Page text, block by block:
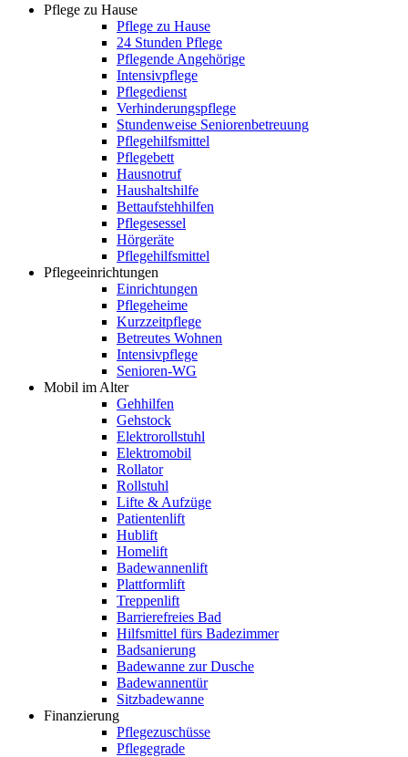
Pflege zu Hause
Pflege zu Hause
24 Stunden Pflege
Pflegende Angehörige
Intensivpflege
Pflegedienst
Verhinderungspflege
Stundenweise Seniorenbetreuung
Pflegehilfsmittel
Pflegebett
Hausnotruf
Haushaltshilfe
Bettaufstehhilfen
Pflegesessel
Hörgeräte
Pflegehilfsmittel
Pflegeeinrichtungen
Einrichtungen
Pflegeheime
Kurzzeitpflege
Betreutes Wohnen
Intensivpflege
Senioren-WG
Mobil im Alter
Gehhilfen
Gehstock
Elektrorollstuhl
Elektromobil
Rollator
Rollstuhl
Lifte & Aufzüge
Patientenlift
Hublift
Homelift
Badewannenlift
Plattformlift
Treppenlift
Barrierefreies Bad
Hilfsmittel fürs Badezimmer
Badsanierung
Badewanne zur Dusche
Badewannentür
Sitzbadewanne
Finanzierung
Pflegezuschüsse
Pflegegrade